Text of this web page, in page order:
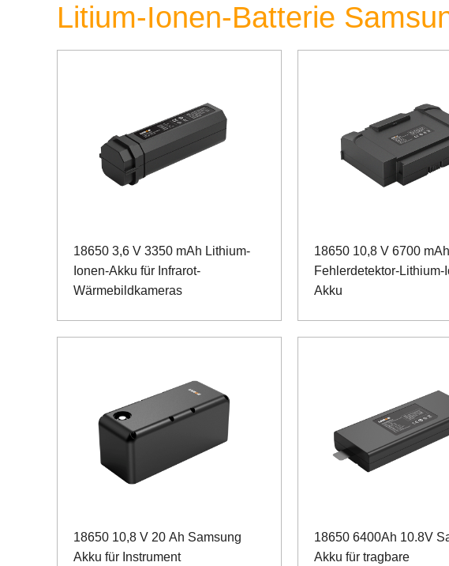
Litium-Ionen-Batterie
18650 3,6 V 3350 mAh Lithium-
Ionen-Akku für Infrarot-
Wärmebildkameras
18650 10,8 V 6700 mAh
Fehlerdetektor-Lithium-
Akku
18650 10,8 V 20 Ah Samsung
Akku für Instrument
18650 6400Ah 10.8V
Akku für tragbare